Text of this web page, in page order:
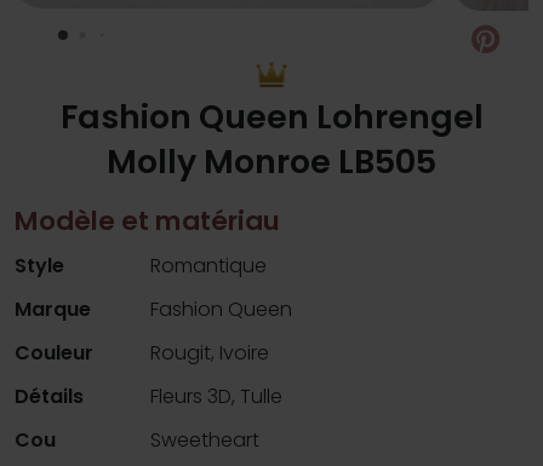
Fashion Queen Lohrengel
Molly Monroe LB505
Modèle et matériau
Style
Romantique
Marque
Fashion Queen
Couleur
Rougit, Ivoire
Détails
Fleurs 3D, Tulle
Cou
Sweetheart